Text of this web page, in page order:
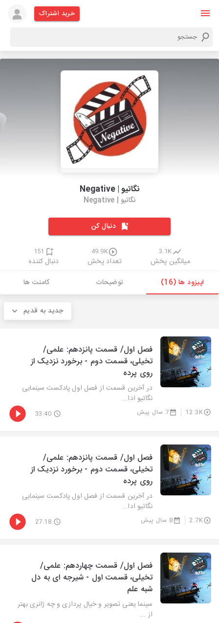
خرید اشتراک
نگاتیو | Negative
نگاتیو | Negative
دنبال کن
3.1K
میانگین پخش
49.9K
تعداد پخش
151
دنبال کننده
اپیزود ها (16)
توضیحات کامنت ها
جدید به قدیم
فصل اول/ قسمت پانزدهم: علمی/
تخیلی، قسمت دوم - برخورد نزدیک از
روی پرده
در آخرین قسمت از فصل اول پادکست سینمایی
نگاتیو ادا...
12.3K 7 سال پیش 33:40
فصل اول/ قسمت پانزدهم: علمی/
تخیلی، قسمت دوم - برخورد نزدیک از
روی پرده
در آخرین قسمت از فصل اول پادکست سینمایی
نگاتیو ادا...
2.7K 8 سال پیش 27:18
فصل اول/ قسمت چهاردهم: علمی/
تخیلی، قسمت اول - شیرجه ای به دل
شبه علم
سینما یعنی تصویر و خیال پردازی و چه ژانری بهتر
از ...